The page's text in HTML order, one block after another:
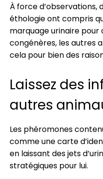
À force d’observations,
éthologie ont compris
marquage urinaire pour
congénères, les autres
cela pour bien des
Laissez des
autres
Les phéromones
comme une carte
en laissant des jets
stratégiques pour lui.